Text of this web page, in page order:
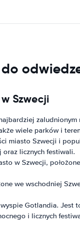
Szwecji
wiele parków i
miasto Szwecji i
oraz licznych festiwali.
w Szwecji,
we wschodniej
Gotlandia. Jest
i licznych